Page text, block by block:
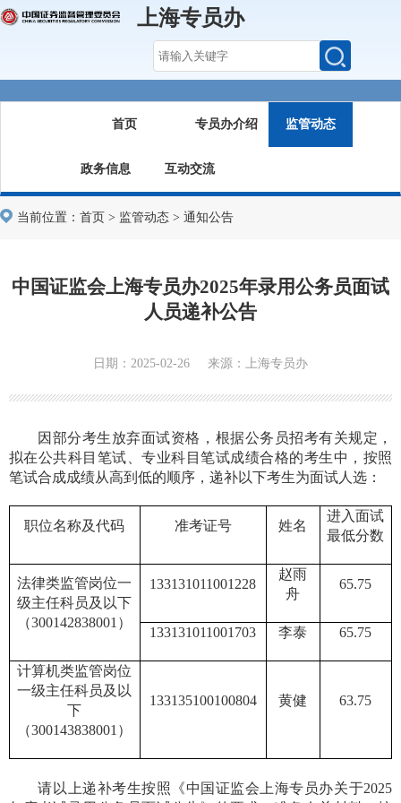
上海专员办
首页 专员办介绍 监管动态
政务信息 互动交流
当前位置： 首页 > 监管动态 > 通知公告
中国证监会上海专员办2025年录用公务员面试
人员递补公告
日期：2025-02-26 来源：上海专员办
因部分考生放弃面试资格，根据公务员招考有关规定，
拟在公共科目笔试、专业科目笔试成绩合格的考生中，按照
笔试合成成绩从高到低的顺序， 递补以下考生为面试人选：
职位名称及代码 准考证号 姓名
进入面试
最低分数
法律类监管岗位一
级主任科员及以下
（300142838001）
133131011001228
赵雨
舟
65.75
133131011001703 李泰 65.75
计算机类监管岗位
一级主任科员及以
下
（300143838001）
133135100100804 黄健 63.75
请以上递补考生按照《中国证监会上海专员办关于2025